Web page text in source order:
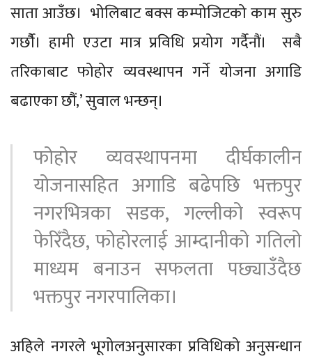
साता आउँछ। भोलिबाट बक्स कम्पोजिटको काम सुरु
गर्छाैै। हामी एउटा मात्र प्रविधि प्रयोग गर्दैनौं। सबै
तरिकाबाट फोहोर व्यवस्थापन गर्ने योजना अगाडि
बढाएका छौं,’ सुवाल भन्छन्।
फोहोर व्यवस्थापनमा दीर्घकालीन
योजनासहित अगाडि बढेपछि भक्तपुर
नगरभित्रका सडक, गल्लीको स्वरूप
फेरिँदैछ, फोहोरलाई आम्दानीको गतिलो
माध्यम बनाउन सफलता पछ्याउँदैछ
भक्तपुर नगरपालिका।
अहिले नगरले भूगोलअनुसारका प्रविधिको अनुसन्धान